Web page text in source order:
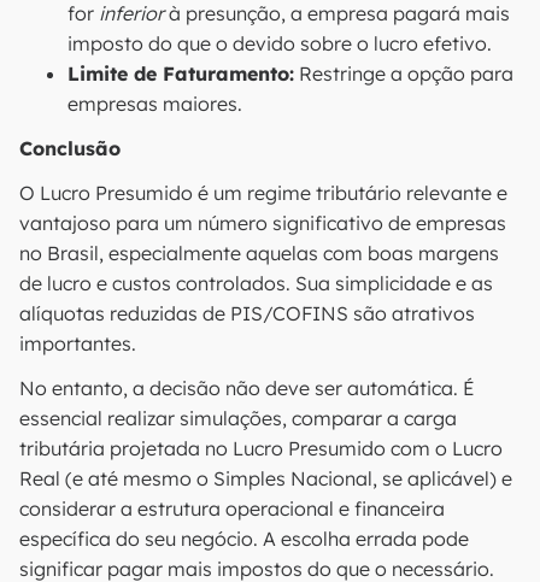
for inferiorà presunção, a empresa pagará mais
imposto do que o devido sobre o lucro efetivo.
Limite de Faturamento: Restringe a opção para
empresas maiores.
Conclusão
O Lucro Presumido é um regime tributário relevante e
vantajoso para um número significativo de empresas
no Brasil, especialmente aquelas com boas margens
de lucro e custos controlados. Sua simplicidade e as
alíquotas reduzidas de PIS/COFINS são atrativos
importantes.
No entanto, a decisão não deve ser automática. É
essencial realizar simulações, comparar a carga
tributária projetada no Lucro Presumido com o Lucro
Real (e até mesmo o Simples Nacional, se aplicável) e
considerar a estrutura operacional e financeira
específica do seu negócio. A escolha errada pode
significar pagar mais impostos do que o necessário.